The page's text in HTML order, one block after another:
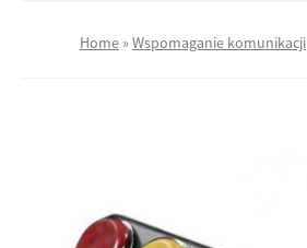
Home »Wspomaganie komunikacji